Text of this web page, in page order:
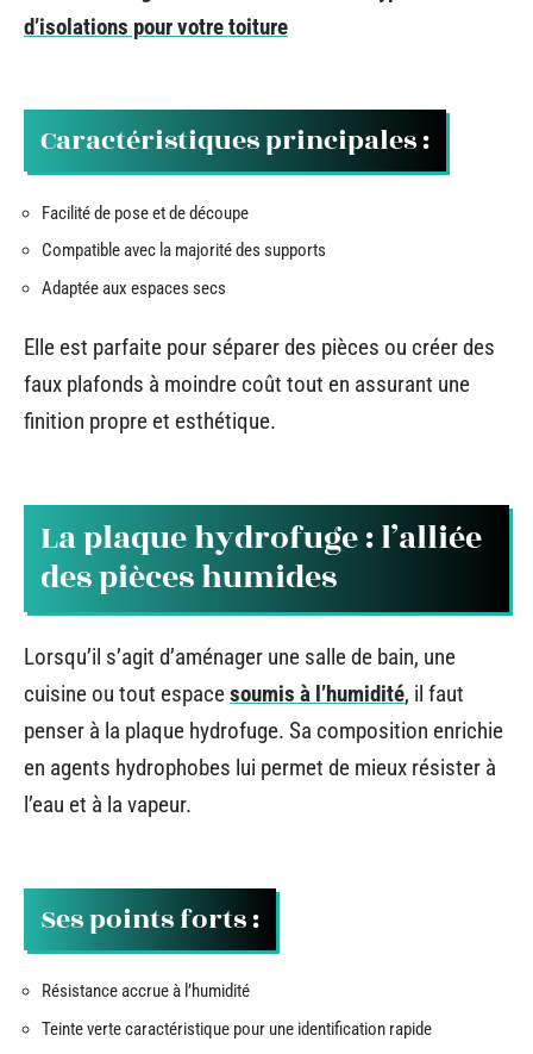
d’isolations pour votre toiture
Caractéristiques principales :
Facilité de pose et de découpe
Compatible avec la majorité des supports
Adaptée aux espaces secs
Elle est parfaite pour séparer des pièces ou créer des
faux plafonds à moindre coût tout en assurant une
finition propre et esthétique.
La plaque hydrofuge : l’alliée
des pièces humides
Lorsqu’il s’agit d’aménager une salle de bain, une
cuisine ou tout espacesoumis à l’humidité, il faut
penser à la plaque hydrofuge. Sa composition enrichie
en agents hydrophobes lui permet de mieux résister à
l’eau et à la vapeur.
Ses points forts :
Résistance accrue à l’humidité
Teinte verte caractéristique pour une identification rapide